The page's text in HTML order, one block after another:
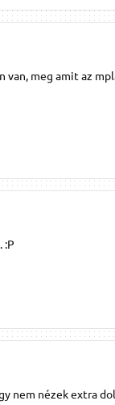
meg amit az
:P
nem nézek extra